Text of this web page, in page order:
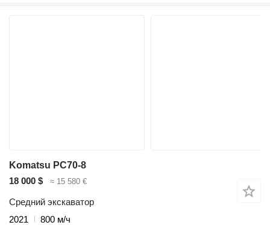
Komatsu PC70-8
18 000 $
≈ 15 580 €
Средний экскаватор
2021
800 м/ч